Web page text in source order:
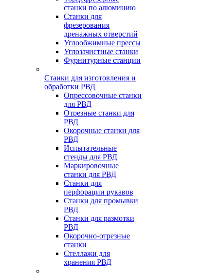
станки по алюминию
Станки для
фрезерования
дренажных отверстий
Углообжимные прессы
Углозачистные станки
Фурнитурные станции
Станки для изготовления и
обработки РВД
Опрессовочные станки
для РВД
Отрезные станки для
РВД
Окорочные станки для
РВД
Испытательные
стенды для РВД
Маркировочные
станки для РВД
Станки для
перфорации рукавов
Станки для промывки
РВД
Станки для размотки
РВД
Окорочно-отрезные
станки
Стеллажи для
хранения РВД